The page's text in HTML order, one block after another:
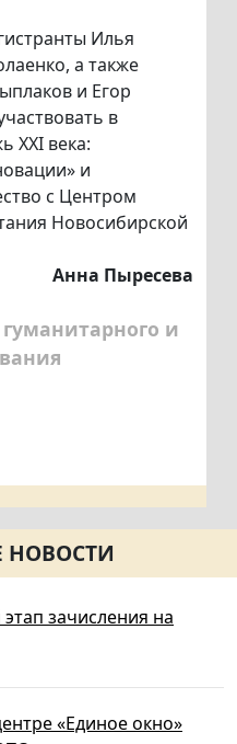
Илья
а также
и Егор
в
XXI века:
и
с Центром
Новосибирской
Анна Пыресева
и
НОВОСТИ
зачисления на
«Единое окно»